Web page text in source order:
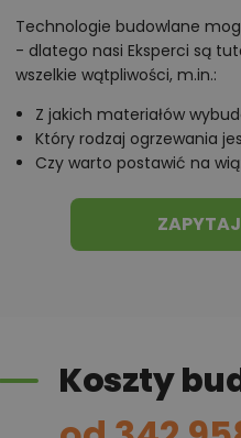
Technologie budowlane
- dlatego nasi Eksperci są
wszelkie wątpliwości, m.in.:
Z jakich materiałów
Który rodzaj ogrzewania
Czy warto postawić na
Koszty